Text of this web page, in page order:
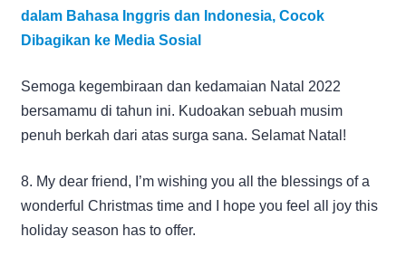
dalam Bahasa Inggris dan Indonesia, Cocok
Dibagikan ke Media Sosial
Semoga kegembiraan dan kedamaian Natal 2022
bersamamu di tahun ini. Kudoakan sebuah musim
penuh berkah dari atas surga sana. Selamat Natal!
8. My dear friend, I’m wishing you all the blessings of a
wonderful Christmas time and I hope you feel all joy this
holiday season has to offer.